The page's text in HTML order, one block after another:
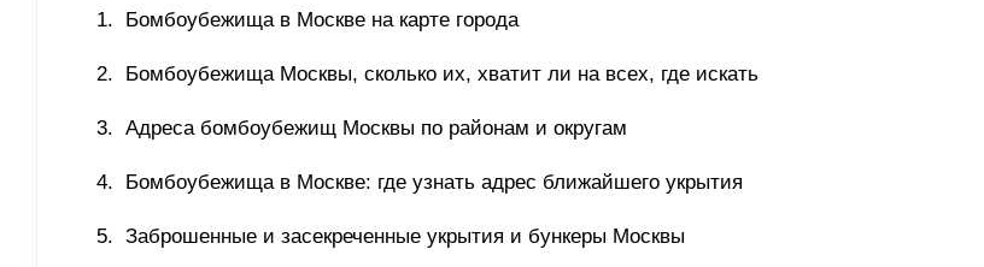
Бомбоубежища в Москве на карте города
Бомбоубежища Москвы, сколько их, хватит ли на всех, где искать
Адреса бомбоубежищ Москвы по районам и округам
Бомбоубежища в Москве: где узнать адрес ближайшего укрытия
Заброшенные и засекреченные укрытия и бункеры Москвы